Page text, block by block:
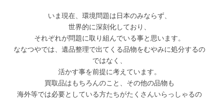
いま現在、環境問題は日本のみならず、
世界的に深刻化しており、
それぞれが問題に取り組んでいる事と思います。
ななつやでは、遺品整理で出てくる品物をむやみに処分するの
ではなく、
活かす事を前提に考えています。
買取品はもちろんのこと、その他の品物も
海外等では必要としている方たちがたくさんいらっしゃるの